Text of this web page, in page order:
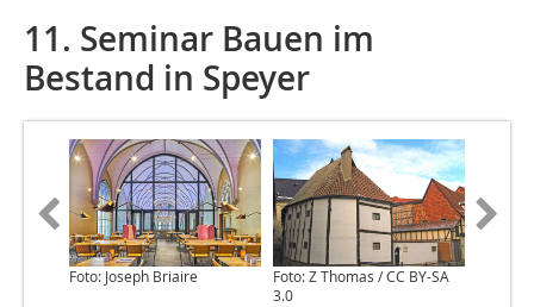
11. Seminar Bauen im
Bestand in Speyer
Foto: Joseph Briaire
Foto: Z Thomas / CC BY-SA
3.0